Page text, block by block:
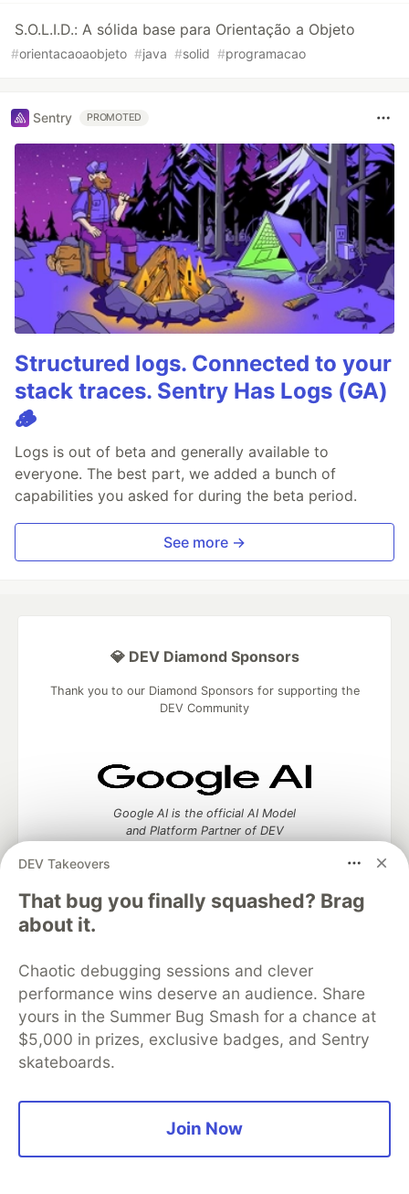
S.O.L.I.D.: A sólida base para Orientação a Objeto
#orientacaoaobjeto #java #solid #programacao
Sentry PROMOTED
Structured logs. Connected to your
stack traces. Sentry Has Logs (GA)
🪵
Logs is out of beta and generally available to
everyone. The best part, we added a bunch of
capabilities you asked for during the beta period.
See more →
DEV Takeovers
That bug you finally squashed? Brag
about it.
Chaotic debugging sessions and clever
performance wins deserve an audience. Share
yours in the Summer Bug Smash for a chance at
$5,000 in prizes, exclusive badges, and Sentry
skateboards.
Join Now
💎 DEV Diamond Sponsors
Thank you to our Diamond Sponsors for supporting the
DEV Community
Google AI is the official AI Model
and Platform Partner of DEV
Algolia is the official search partner
of DEV
— A space to discuss and keep up software